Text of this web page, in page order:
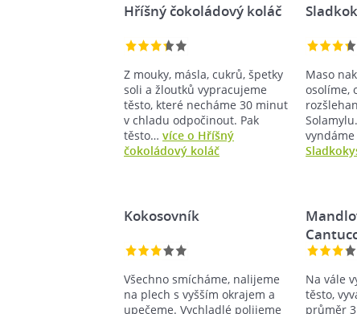
Hříšný čokoládový koláč
Z mouky, másla, cukrů, špetky
soli a žloutků vypracujeme
těsto, které necháme 30 minut
v chladu odpočinout. Pak
těsto… více o Hříšný
čokoládový koláč
Maso
osolíme,
Kokosovník
Všechno smícháme, nalijeme
na plech s vyšším okrajem a
upečeme. Vychladlé polijeme
Na vále
těsto,
průměr